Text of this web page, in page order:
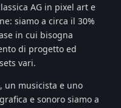
AG in pixel art e
siamo a circa il 30%
in cui bisogna
di progetto ed
vari.
un musicista e uno
e sonoro siamo a